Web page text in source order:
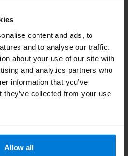
content and ads, to
and to analyse our traffic.
about your use of our site with
and analytics partners who
information that you’ve
they’ve collected from your use
Allow all
veuillez contacter notre équipe du
nos blogs informatifs.